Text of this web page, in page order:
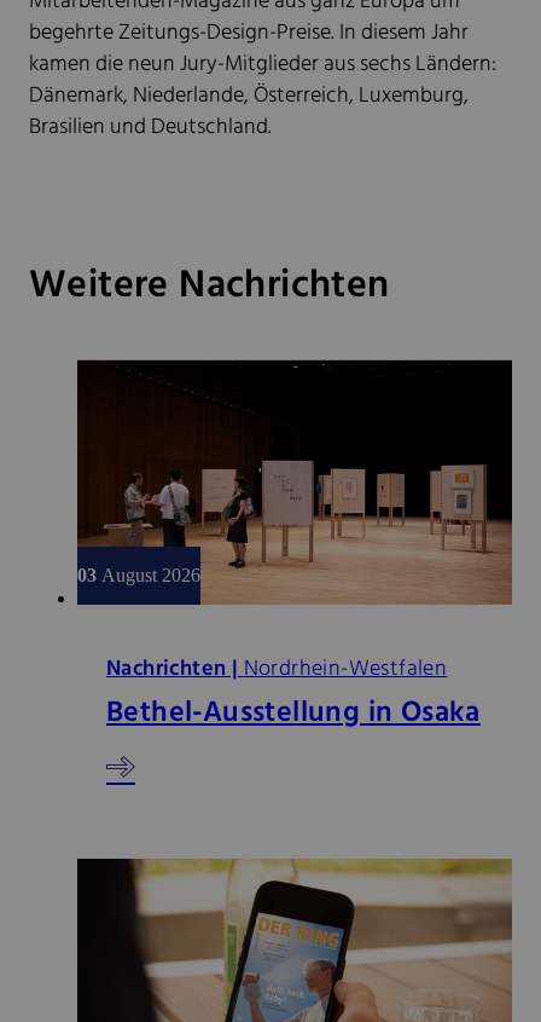
begehrte Zeitungs-Design-Preise. In diesem Jahr
kamen die neun Jury-Mitglieder aus sechs Ländern:
Dänemark, Niederlande, Österreich, Luxemburg,
Brasilien und Deutschland.
Weitere Nachrichten
03 August 2026
Nachrichten |Nordrhein-Westfalen
Bethel-Ausstellung in Osaka